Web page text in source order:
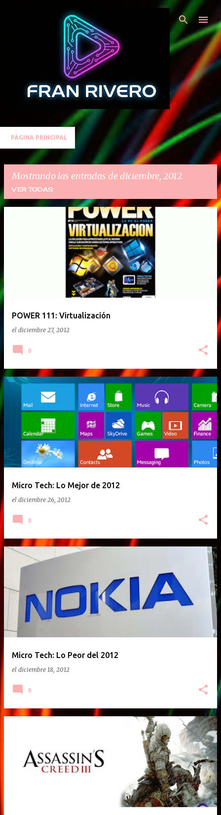
Ir al contenido principal
PÁGINA PRINCIPAL
Mostrando las entradas de diciembre, 2012
VER TODAS
r
a
d
POWER 111: Virtualización
el diciembre 27, 2012
0
Micro Tech: Lo Mejor de 2012
el diciembre 26, 2012
0
Micro Tech: Lo Peor del 2012
el diciembre 18, 2012
0